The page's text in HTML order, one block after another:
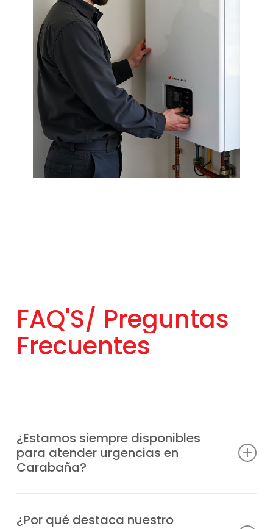
FAQ'S/ Preguntas
Frecuentes
¿Estamos siempre disponibles
para atender urgencias en
Carabaña?
en cualquier momento, por eso habilitamos
¿Por qué destaca nuestro